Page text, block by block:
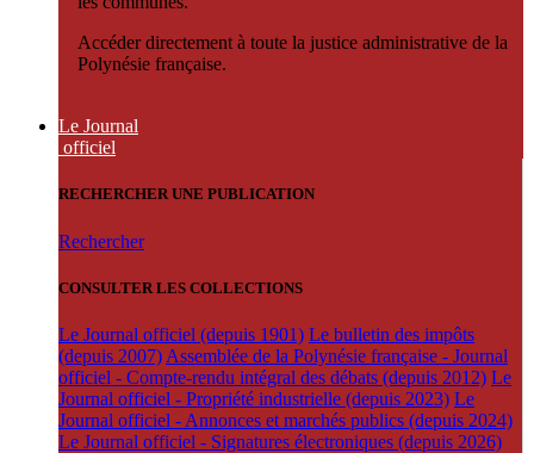
Accéder directement à toute la justice administrative de la
Polynésie française.
Le Journal
officiel
RECHERCHER UNE PUBLICATION
Rechercher
CONSULTER LES COLLECTIONS
Le Journal officiel (depuis 1901) Le bulletin des impôts
(depuis 2007) Assemblée de la Polynésie française - Journal
officiel - Compte-rendu intégral des débats (depuis 2012) Le
Journal officiel - Propriété industrielle (depuis 2023) Le
Journal officiel - Annonces et marchés publics (depuis 2024)
Le Journal officiel - Signatures électroniques (depuis 2026)